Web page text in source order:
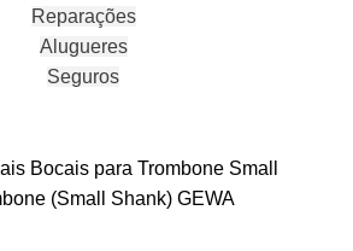
Reparações
Alugueres
Seguros
Bocais para Trombone Small
(Small Shank) GEWA